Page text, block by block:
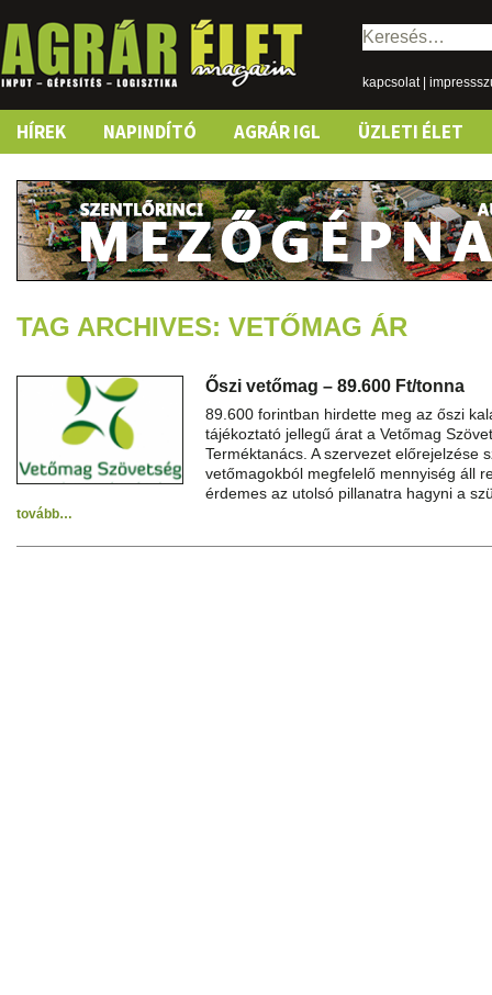
Keresés:
kapcsolat|
Skip
content
HÍREK NAPINDÍTÓ AGRÁR IGL ÜZLETI ÉLET
TAG ARCHIVES: VETŐMAG ÁR
Őszi vetőmag – 89.600 Ft/tonna
89.600 forintban hirdette meg az őszi
tájékoztató jellegű árat a Vetőmag
Terméktanács. A szervezet előrejelzése
vetőmagokból megfelelő mennyiség áll
érdemes az utolsó pillanatra hagyni a
tovább…